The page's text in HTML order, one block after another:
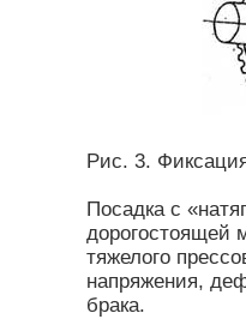
Рис. 3.
Посадка с
дорогостоящей
тяжелого
напряжения,
брака.